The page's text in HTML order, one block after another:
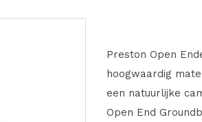
Preston Open
hoogwaardig
een natuurlijke
Open End